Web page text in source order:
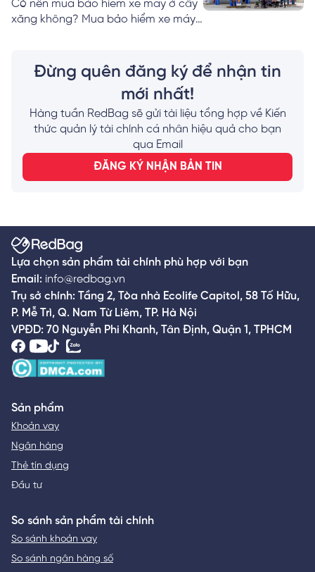
Có nên mua bảo hiểm xe máy ở cây
xăng không? Mua bảo hiểm xe máy
lưu ý? Đọc ngay!
Đừng quên đăng ký để nhận tin
mới nhất!
Hàng tuần RedBag sẽ gửi tài liệu tổng hợp về Kiến
thức quản lý tài chính cá nhân hiệu quả cho bạn
qua Email
ĐĂNG KÝ NHẬN BẢN TIN
Lựa chọn sản phẩm tài chính phù hợp với bạn
Email: info@redbag.vn
Trụ sở chính: Tầng 2, Tòa nhà Ecolife Capitol, 58 Tố Hữu,
P. Mễ Trì, Q. Nam Từ Liêm, TP. Hà Nội
VPĐD: 70 Nguyễn Phi Khanh, Tân Định, Quận 1, TPHCM
Sản phẩm
Khoản vay
Ngân hàng
Thẻ tín dụng
Đầu tư
So sánh sản phẩm tài chính
So sánh khoản vay
So sánh ngân hàng số